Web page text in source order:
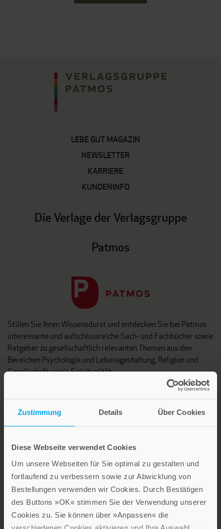
Zustimmung Details Über Cookies
Diese Webseite verwendet Cookies
Um unsere Webseiten für Sie optimal zu gestalten und
fortlaufend zu verbessern sowie zur Abwicklung von
Bestellungen verwenden wir Cookies. Durch Bestätigen
des Buttons »OK« stimmen Sie der Verwendung unserer
Cookies zu. Sie können über »Anpassen« die
LEBE GUT MAGAZIN
NEWSLETTER
KARRIERE
KUNDENINFO
Die Verlage der Verlagsgruppe
Patmos
Stillen Sie Ihren Wissensdurst und entdecken Sie bei Patmos
interessante und aufschlussreiche Sach- und Fachbücher sowie
Ratgeber zu gesellschaftlich relevanten Themen aus den
Bereichen Psychologie und Lebensgestaltung, Religion und
Gesellschaft sowie Spiritualität.
Lebensfreude in farbenfroher Gestaltung: Persönliche
Geschenke mit wohltuenden Inspirationen. Irische
Segenswünsche und Geschenkbücher zum Thema älter
werden. Grußkarten für Geburtstage, zur Ermutigung, zu Trost
und Trauer.